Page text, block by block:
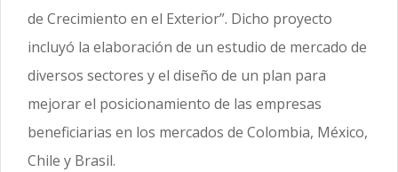
de Crecimiento en el Exterior”. Dicho proyecto
incluyó la elaboración de un estudio de mercado de
diversos sectores y el diseño de un plan para
mejorar el posicionamiento de las empresas
beneficiarias en los mercados de Colombia, México,
Chile y Brasil.